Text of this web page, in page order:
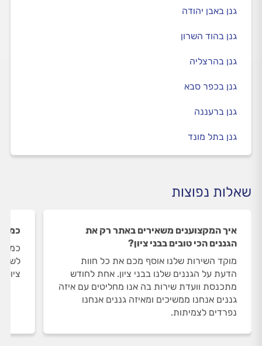
גנן באבן יהודה
גנן בהוד השרון
גנן בהרצליה
גנן בכפר סבא
גנן ברעננה
גנן בתל מונד
שאלות נפוצות
איך המקצוענים משאירים באתר רק את
הגננים הכי טובים בבני ציון?
מוקד השירות שלנו אוסף מכם את כל חוות
הדעת על הגננים שלנו בבני ציון. אחת לחודש
מתכנסת וועדת שירות בה אנו מחליטים עם איזה
גננים אנחנו ממשיכים ומאיזה גננים אנחנו
נפרדים לצמיתות.
כמה
ציון.